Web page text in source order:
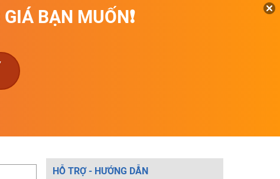
BẠN MUỐN❗
HỖ TRỢ - HƯỚNG DẪN